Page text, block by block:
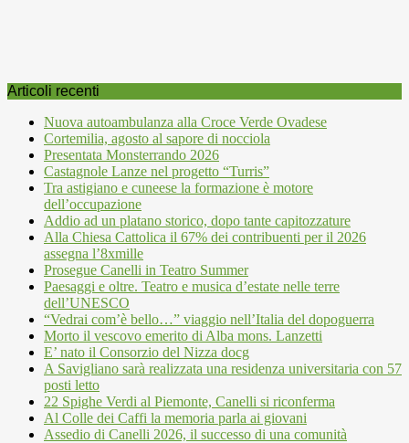
Articoli recenti
Nuova autoambulanza alla Croce Verde Ovadese
Cortemilia, agosto al sapore di nocciola
Presentata Monsterrando 2026
Castagnole Lanze nel progetto “Turris”
Tra astigiano e cuneese la formazione è motore
dell’occupazione
Addio ad un platano storico, dopo tante capitozzature
Alla Chiesa Cattolica il 67% dei contribuenti per il 2026
assegna l’8xmille
Prosegue Canelli in Teatro Summer
Paesaggi e oltre. Teatro e musica d’estate nelle terre
dell’UNESCO
“Vedrai com’è bello…” viaggio nell’Italia del dopoguerra
Morto il vescovo emerito di Alba mons. Lanzetti
E’ nato il Consorzio del Nizza docg
A Savigliano sarà realizzata una residenza universitaria con 57
posti letto
22 Spighe Verdi al Piemonte, Canelli si riconferma
Al Colle dei Caffi la memoria parla ai giovani
Assedio di Canelli 2026, il successo di una comunità